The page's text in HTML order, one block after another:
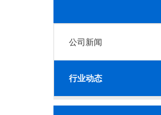
公司新闻
行业动态